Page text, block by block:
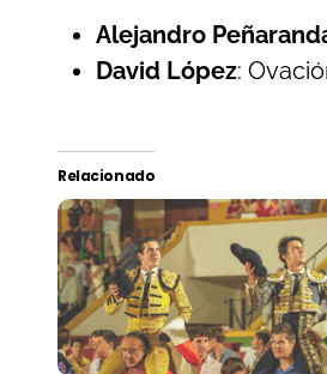
Alejandro
David López:
Relacionado